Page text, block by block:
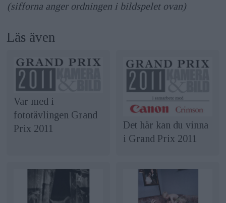
(sifforna anger ordningen i bildspelet ovan)
Läs även
Var med i
fototävlingen Grand
Prix 2011
Det här kan du vinna
i Grand Prix 2011